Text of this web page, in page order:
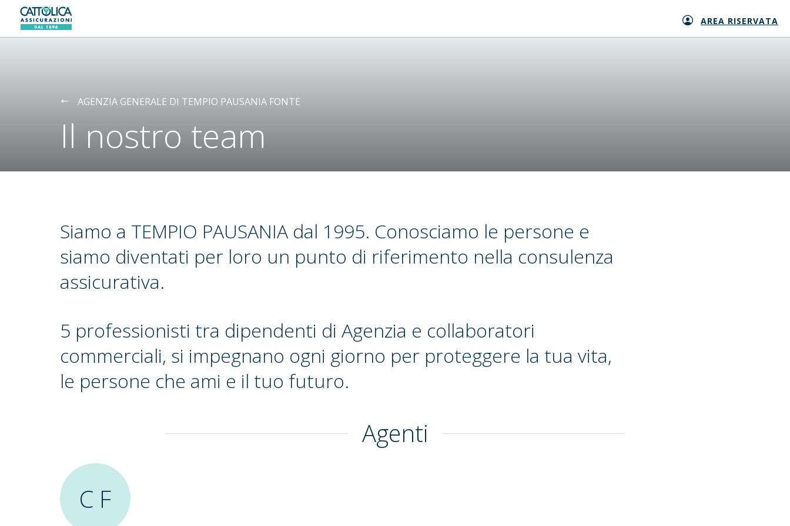
Generali logo AREA RISERVATA
AGENZIA GENERALE DI TEMPIO PAUSANIA FONTE
Il nostro team
Siamo a TEMPIO PAUSANIA dal 1995. Conosciamo le persone e
siamo diventati per loro un punto di riferimento nella consulenza
assicurativa.
5 professionisti tra dipendenti di Agenzia e collaboratori
commerciali, si impegnano ogni giorno per proteggere la tua vita,
le persone che ami e il tuo futuro.
Agenti
C F